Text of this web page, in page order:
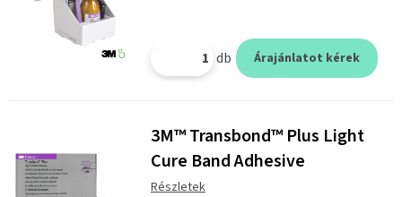
db Árajánlatot kérek
3M™ Transbond™ Plus Light
Cure Band Adhesive
Részletek